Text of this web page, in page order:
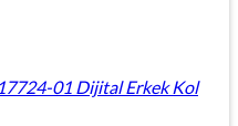
01 Dijital Erkek Kol